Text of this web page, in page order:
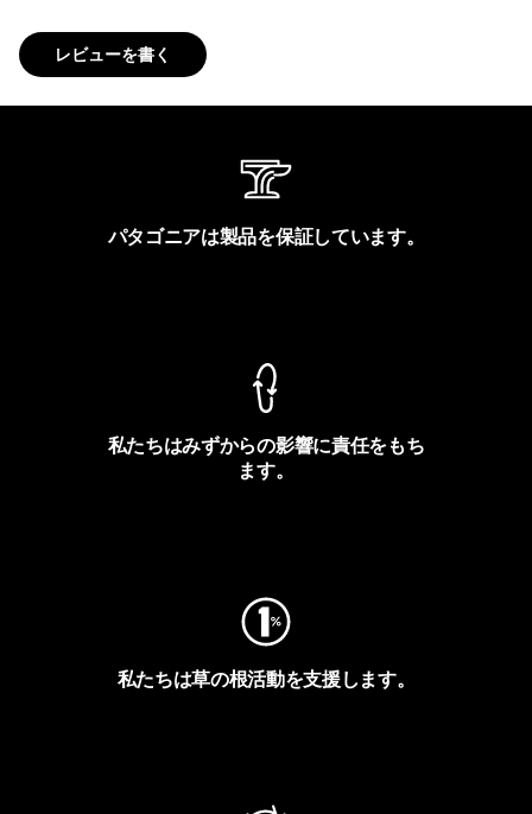
レビューを書く
パタゴニアは製品を保証しています。
私たちはみずからの影響に責任をもち
ます。
私たちは草の根活動を支援します。